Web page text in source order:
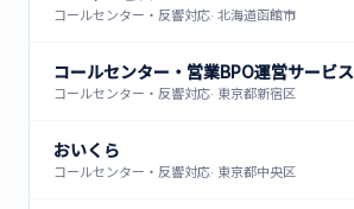
コールセンター・反響対応· 北海道函館市
コールセンター・営業BPO運営サービス
コールセンター・反響対応· 東京都新宿区
おいくら
コールセンター・反響対応· 東京都中央区